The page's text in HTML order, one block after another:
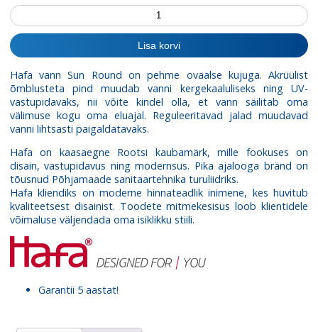
Vann
Sun
Round
kogus
Lisa korvi
Hafa vann Sun Round on pehme ovaalse kujuga. Akrüülist
õmblusteta pind muudab vanni kergekaaluliseks ningUV-
vastupidavaks, nii võite kindel olla, et vann säilitab oma
välimuse kogu oma eluajal. Reguleeritavad jalad muudavad
vanni lihtsasti paigaldatavaks.
Hafa on kaasaegne Rootsi kaubamärk, mille fookuses on
disain, vastupidavus ning modernsus. Pika ajalooga bränd on
tõusnud Põhjamaade sanitaartehnika turuliidriks.
Hafa kliendiks on moderne hinnateadlik inimene, kes huvitub
kvaliteetsest disainist. Toodete mitmekesisus loob klientidele
võimaluse väljendada oma isiklikku stiili.
Garantii 5 aastat!